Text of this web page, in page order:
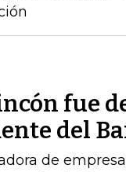
fue
del
de